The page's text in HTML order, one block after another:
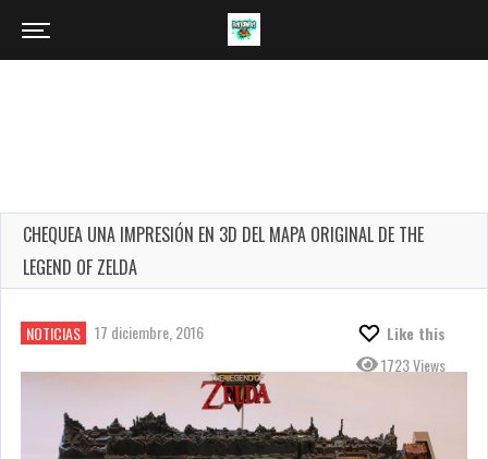
CHEQUEA UNA IMPRESIÓN EN 3D DEL MAPA ORIGINAL DE THE
LEGEND OF ZELDA
NOTICIAS 17 diciembre, 2016
Like this
1723 Views